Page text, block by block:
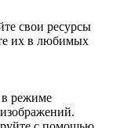
свои ресурсы
их в любимых
в режиме